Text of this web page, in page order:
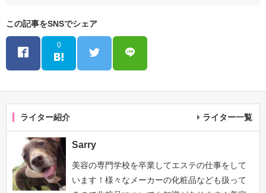
この記事をSNSでシェア
0
ライター紹介 ライター一覧
Sarry
美容の専門学校を卒業してエステの仕事をして
います！様々なメーカーの化粧品なども扱って